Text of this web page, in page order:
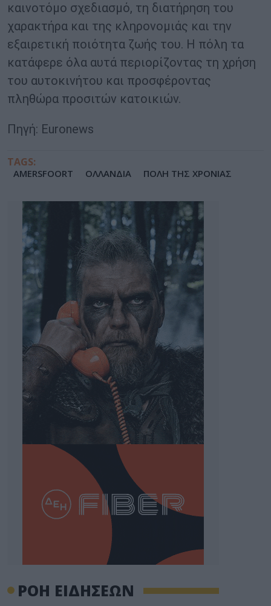
καινοτόμο σχεδιασμό, τη διατήρηση του
χαρακτήρα και της κληρονομιάς και την
εξαιρετική ποιότητα ζωής του. Η πόλη τα
κατάφερε όλα αυτά περιορίζοντας τη χρήση
του αυτοκινήτου και προσφέροντας
πληθώρα προσιτών κατοικιών.
Πηγή: Euronews
TAGS:
AMERSFOORT ΟΛΛΑΝΔΙΑ ΠΟΛΗ ΤΗΣ ΧΡΟΝΙΑΣ
ΡΟΗ ΕΙΔΗΣΕΩΝ